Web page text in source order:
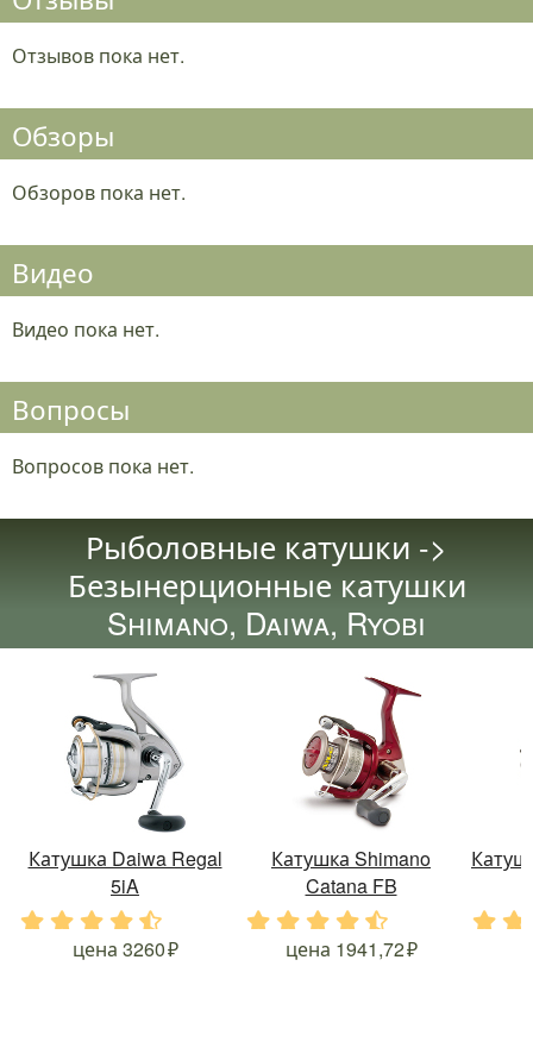
Отзывов пока нет.
Обзоры
Обзоров пока нет.
Видео
Видео пока нет.
Вопросы
Вопросов пока нет.
Рыболовные катушки ->
Безынерционные катушки
Shimano, Daiwa, Ryobi
Катушка Daiwa Regal
5iA
. . .
цена 3260
Катушка Shimano
Catana FB
. . . .
цена 1941,72